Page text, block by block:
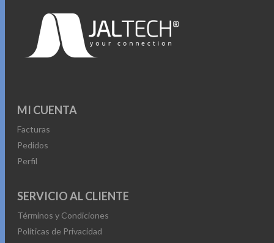
MI CUENTA
Facturas
Pedidos
Perfil
SERVICIO AL CLIENTE
Términos y Condiciones
Políticas de Privacidad